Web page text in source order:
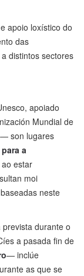
apoio loxístico do
das
distintos sectores
apoiado
Mundial de
son lugares
a
estar
moi
neste
prevista durante o
a pasada fin de
— inclúe
as que se